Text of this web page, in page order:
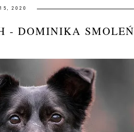
2020
- DOMINIKA SMOLEŃ